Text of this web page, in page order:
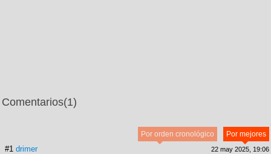
Comentarios(1)
Por mejores
Por orden cronológico
#1 drimer 22 may 2025, 19:06